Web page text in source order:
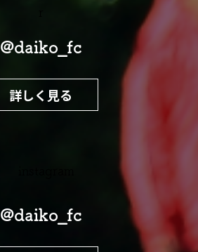
@daiko_fc
詳しく見る
@daiko_fc